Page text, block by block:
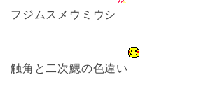
フジムスメウミウシ
触角と二次鰓の色違い